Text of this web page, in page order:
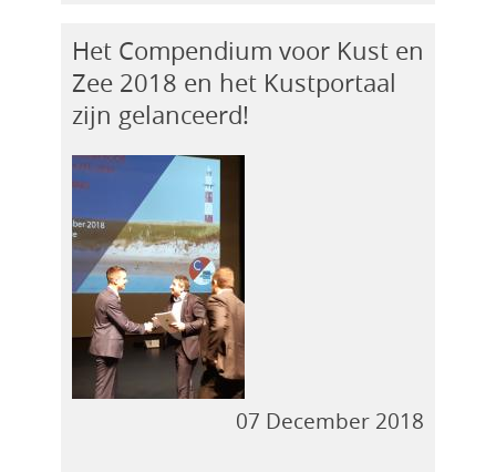
Het Compendium voor Kust en
Zee 2018 en het Kustportaal
zijn gelanceerd!
07 December 2018